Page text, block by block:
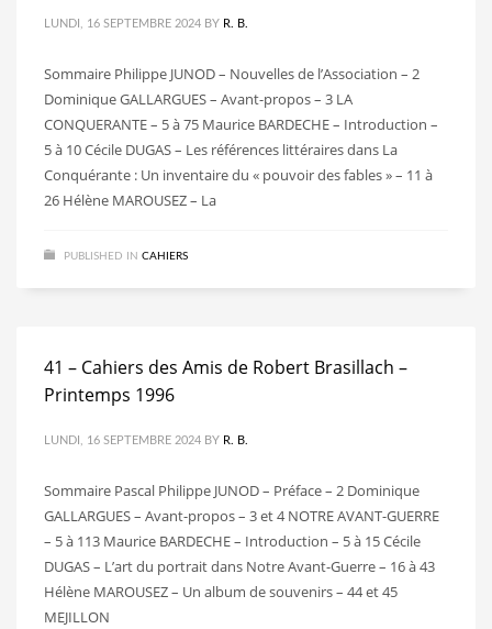
LUNDI, 16 SEPTEMBRE 2024 BY R. B.
Sommaire Philippe JUNOD – Nouvelles de l’Association – 2
Dominique GALLARGUES – Avant-propos – 3 LA
CONQUERANTE – 5 à 75 Maurice BARDECHE – Introduction –
5 à 10 Cécile DUGAS – Les références littéraires dans La
Conquérante : Un inventaire du « pouvoir des fables » – 11 à
26 Hélène MAROUSEZ – La
PUBLISHED IN CAHIERS
41 – Cahiers des Amis de Robert Brasillach –
Printemps 1996
LUNDI, 16 SEPTEMBRE 2024 BY R. B.
Sommaire Pascal Philippe JUNOD – Préface – 2 Dominique
GALLARGUES – Avant-propos – 3 et 4 NOTRE AVANT-GUERRE
– 5 à 113 Maurice BARDECHE – Introduction – 5 à 15 Cécile
DUGAS – L’art du portrait dans Notre Avant-Guerre – 16 à 43
Hélène MAROUSEZ – Un album de souvenirs – 44 et 45
MEJILLON